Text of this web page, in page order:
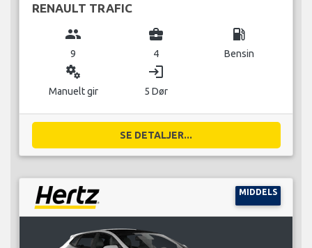
RENAULT TRAFIC
group
9
business_center
4
local_gas_station
Bensin
miscellaneous_services
Manuelt gir
login
5 Dør
SE DETALJER...
MIDDELS